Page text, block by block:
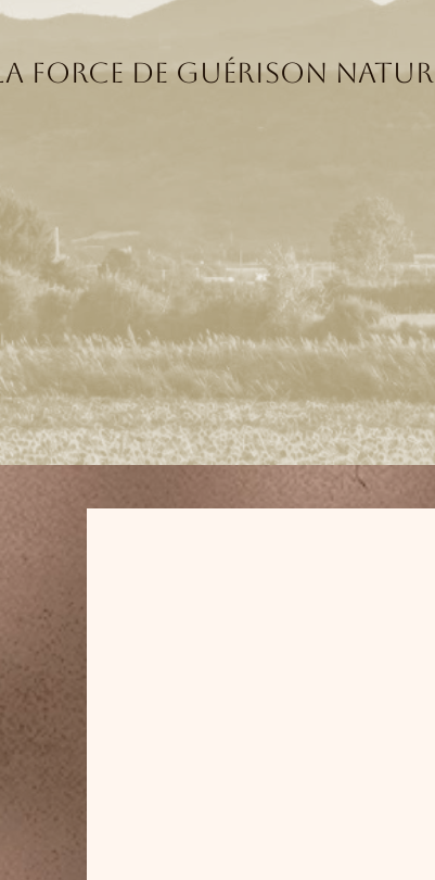
force de guérison